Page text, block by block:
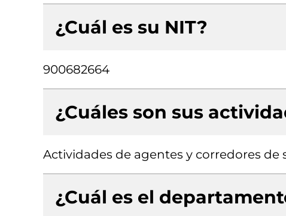
¿Cuál es su NIT?
900682664
¿Cuáles son sus
Actividades de agentes y corredores de
¿Cuál es el